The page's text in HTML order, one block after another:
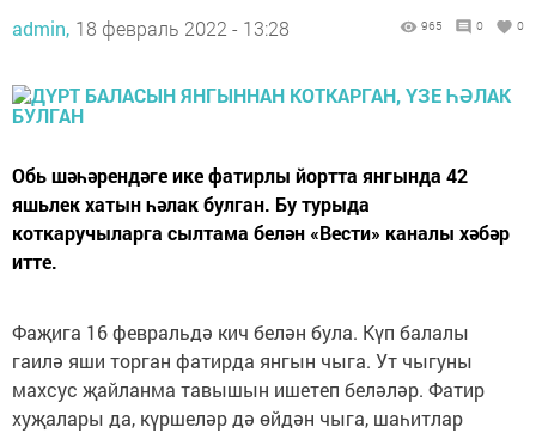
admin, 18 февраль 2022 - 13:28 965 0 0
Обь шәһәрендәге ике фатирлы йортта янгында 42
яшьлек хатын һәлак булган. Бу турыда
коткаручыларга сылтама белән «Вести» каналы хәбәр
итте.
Фаҗига 16 февральдә кич белән була. Күп балалы
гаилә яши торган фатирда янгын чыга. Ут чыгуны
махсус җайланма тавышын ишетеп беләләр. Фатир
хуҗалары да, күршеләр дә өйдән чыга, шаһитлар